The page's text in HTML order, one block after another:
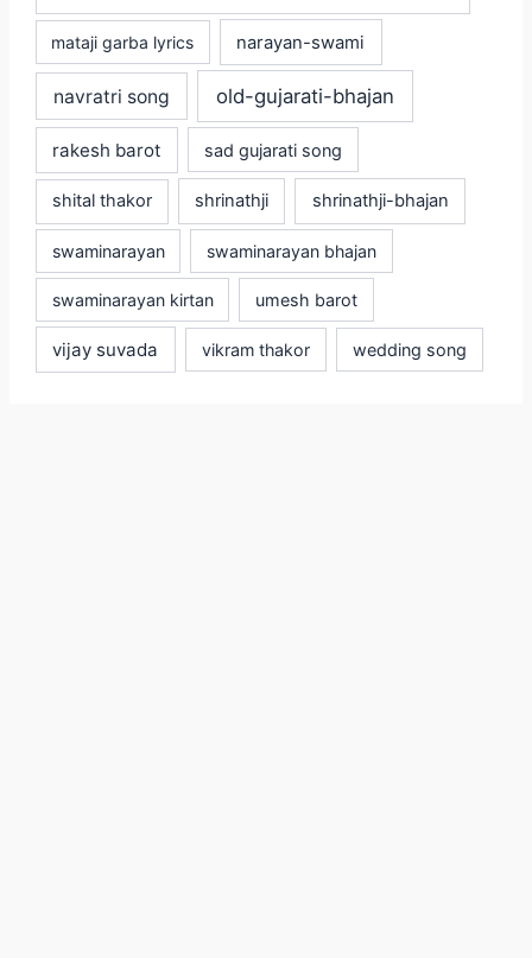
mataji garba lyrics narayan-swami
navratri song old-gujarati-bhajan
rakesh barot sad gujarati song
shital thakor shrinathji shrinathji-bhajan
swaminarayan swaminarayan bhajan
swaminarayan kirtan umesh barot
vijay suvada vikram thakor wedding song